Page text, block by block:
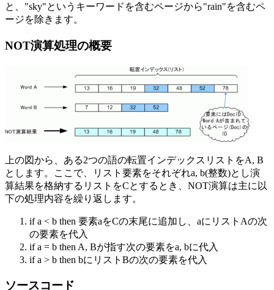
と、"sky"というキーワードを含むページから"rain"を含むペ
ージを除きます。
NOT演算処理の概要
上の図から、ある2つの語の転置インデックスリストをA, B
とします。ここで、リスト要素をそれぞれa, b(整数)とし演
算結果を格納するリストをCとするとき、NOT演算は主に以
下の処理内容を繰り返します。
if a < b then 要素aをCの末尾に追加し、aにリストAの次
の要素を代入
if a = b then A, Bが指す次の要素をa, bに代入
if a > b then bにリストBの次の要素を代入
ソースコード